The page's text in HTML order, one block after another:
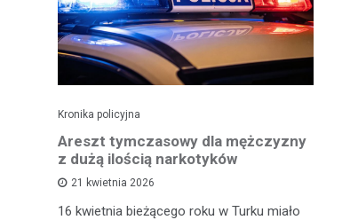
Kronika policyjna
Areszt tymczasowy dla mężczyzny
z dużą ilością narkotyków
21 kwietnia 2026
16 kwietnia bieżącego roku w Turku miało